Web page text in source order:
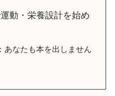
動・栄養設計を始め
あなたも本を出しません